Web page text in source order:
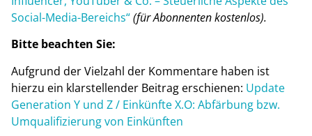
Social-Media-Bereichs“(für Abonnenten kostenlos).
Bitte beachten Sie:
Aufgrund der Vielzahl der Kommentare haben ist
hierzu ein klarstellender Beitrag erschienen: Update
Generation Y und Z / Einkünfte X.O: Abfärbung bzw.
Umqualifizierung von Einkünften